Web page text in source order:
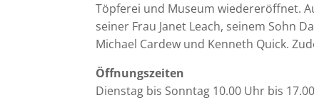
Töpferei und Museum wiedereröffnet.
seiner Frau Janet Leach, seinem Sohn
Michael Cardew und Kenneth Quick.
Öffnungszeiten
Dienstag bis Sonntag 10.00 Uhr bis